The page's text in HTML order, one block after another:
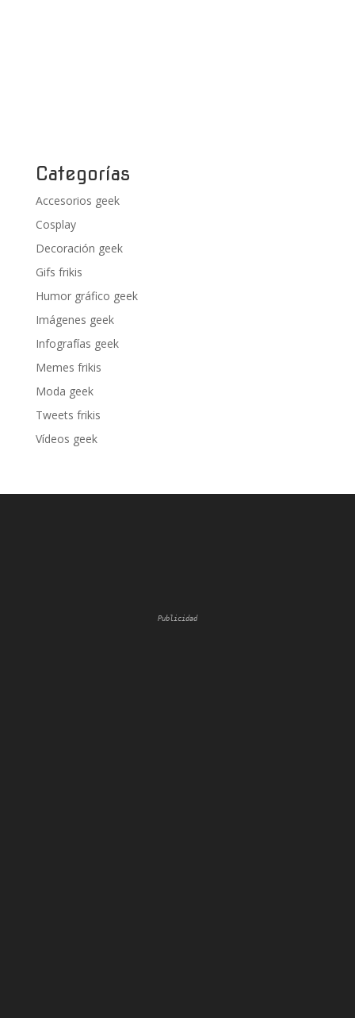
Categorías
Accesorios geek
Cosplay
Decoración geek
Gifs frikis
Humor gráfico geek
Imágenes geek
Infografías geek
Memes frikis
Moda geek
Tweets frikis
Vídeos geek
Publicidad